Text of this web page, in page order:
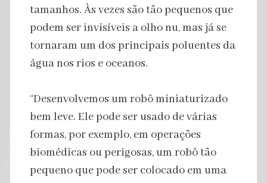
tamanhos. Às vezes são tão pequenos que
podem ser invisíveis a olho nu, mas já se
tornaram um dos principais poluentes da
água nos rios e oceanos.
“Desenvolvemos um robô miniaturizado
bem leve. Ele pode ser usado de várias
formas, por exemplo, em operações
biomédicas ou perigosas, um robô tão
pequeno que pode ser colocado em uma